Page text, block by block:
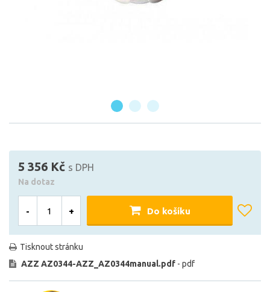
5 356 Kč s DPH
Na dotaz
- + Do košíku
Tisknout stránku
AZZ AZ0344-AZZ_AZ0344manual.pdf - pdf